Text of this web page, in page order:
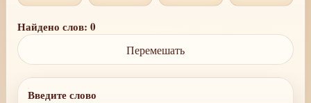
Найдено слов: 0
Перемешать
Введите слово